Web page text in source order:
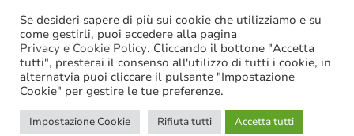
2026©NeoPA S.p.a. | tutti i diritti sono riservati | P. IVA:
02631580061
Se desideri sapere di più sui cookie che utilizziamo e su
come gestirli, puoi accedere alla pagina
Privacy e Cookie Policy. Cliccando il bottone "Accetta
tutti", presterai il consenso all'utilizzo di tutti i cookie, in
alternatvia puoi cliccare il pulsante "Impostazione
Cookie" per gestire le tue preferenze.
Impostazione Cookie Rifiuta tutti Accetta tutti